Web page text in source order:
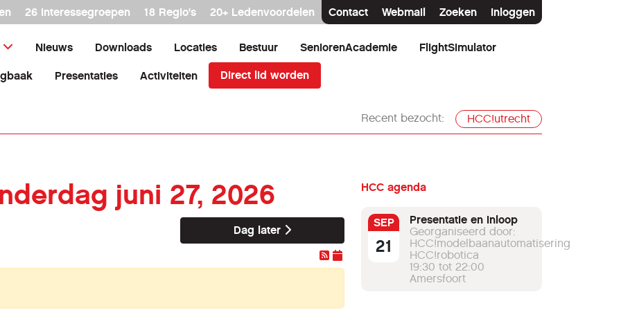
26 interessegroepen 18 Regio's 20+ Ledenvoordelen Contact Webmail Zoeken Inloggen
Nieuws Downloads Locaties Bestuur SeniorenAcademie FlightSimulator
Presentaties Activiteiten Direct lid worden
Recent bezocht: HCC!utrecht
juni 27, 2026
Dag later
HCC agenda
SEP
21
Presentatie en inloop
Georganiseerd door:
HCC!modelbaanautomatisering
HCC!robotica
19:30 tot 22:00
Amersfoort